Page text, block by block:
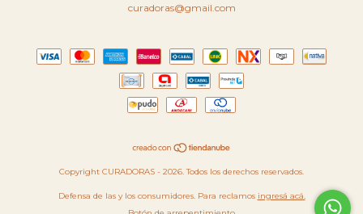
curadoras@gmail.com
Copyright CURADORAS - 2026. Todos los derechos reservados.
Defensa de las y los consumidores. Para reclamos ingresá acá.